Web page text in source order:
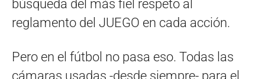
búsqueda del más fiel respeto al
reglamento del JUEGO en cada acción.
Pero en el fútbol no pasa eso. Todas las
cámaras usadas -desde siempre- para el